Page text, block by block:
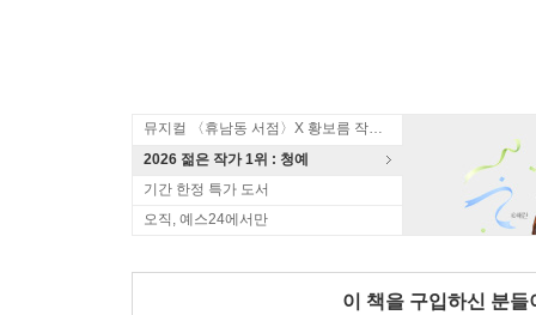
뮤지컬 〈휴남동 서점〉X 황보름 작가 북토크
2026 젊은 작가 1위 : 청예
기간 한정 특가 도서
오직, 예스24에서만
이 책을 구입하신 분